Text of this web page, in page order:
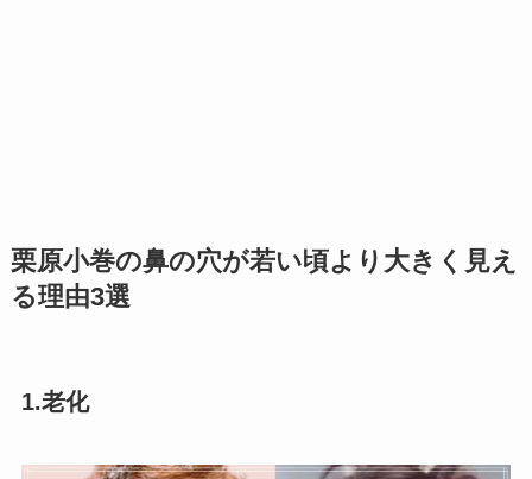
栗原小巻の鼻の穴が若い頃より大きく見え
る理由3選
1.老化